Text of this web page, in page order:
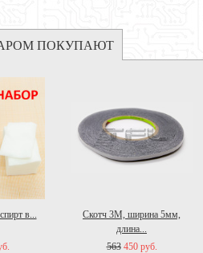
ПОКУПАЮТ
в...
Скотч 3M, ширина 5мм,
длина...
563 450 руб.